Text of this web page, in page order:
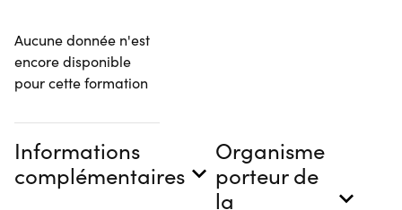
Aucune donnée n'est
encore disponible
pour cette formation
Informations
complémentaires
Organisme
porteur de
la